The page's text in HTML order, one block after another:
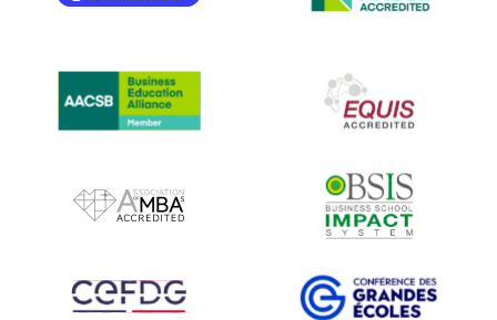
IMAGE
IMAGE
IMAGE